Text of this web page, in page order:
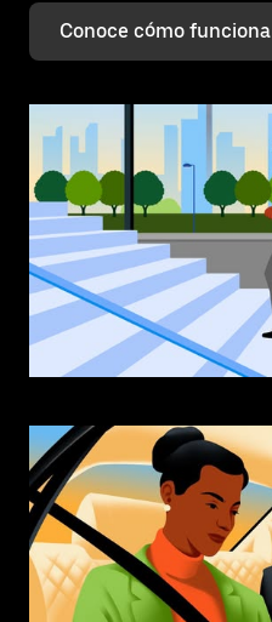
Conoce cómo funciona